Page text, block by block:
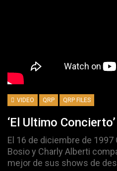
VIDEO QRP QRP FILES
‘El Ultimo
El 16 de diciembre de 1997
Bosio y Charly Alberti
mejor de sus shows de